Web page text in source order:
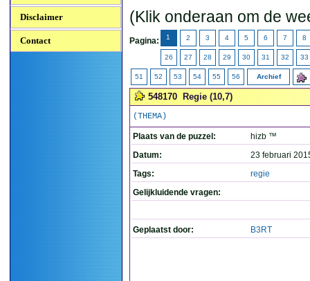
Disclaimer
Contact
(Klik onderaan om de
Pagina: 1 2 3 4 5 6 7 8
26 27 28 29 30 31 32 33
51 52 53 54 55 56 Archief
548170 Regie (10,7)
(THEMA)
Plaats van de puzzel:
hizb ™
Datum:
23 februari
Tags:
regie
Gelijkluidende vragen:
Geplaatst door: B3RT